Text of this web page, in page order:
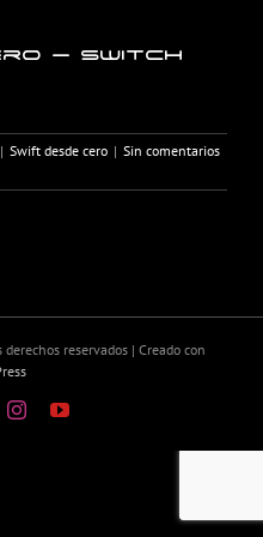
– Switch
| Swift desde cero | Sin comentarios
reservados | Creado con
InstagramYouTube